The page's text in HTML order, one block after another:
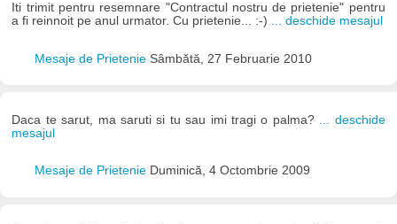
Iti trimit pentru resemnare "Contractul nostru de prietenie" pentru
a fi reinnoit pe anul urmator. Cu prietenie... :-) ... deschide mesajul
Mesaje de Prietenie Sâmbătă, 27 Februarie 2010
Daca te sarut, ma saruti si tu sau imi tragi o palma? ... deschide
mesajul
Mesaje de Prietenie Duminică, 4 Octombrie 2009